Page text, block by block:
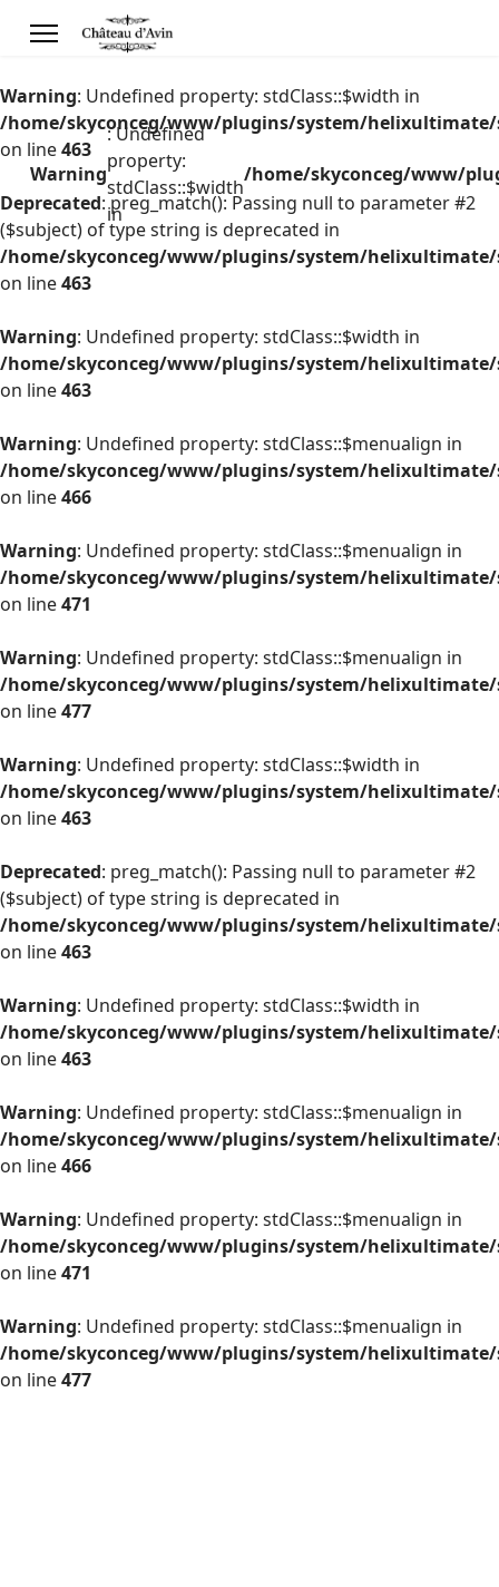
Warning
: Undefined
property:
stdClass::$width
in
/home/skyconceg/www/
Warning: Undefined property: stdClass::$width in
/home/skyconceg/www/plugins/system/
on line463
Deprecated: preg_match(): Passing null to parameter #2
($subject) of type string is deprecated in
/home/skyconceg/www/plugins/system/
on line463
Warning: Undefined property: stdClass::$width in
/home/skyconceg/www/plugins/system/
on line463
Warning: Undefined property: stdClass::$menualign in
/home/skyconceg/www/plugins/system/
on line466
Warning: Undefined property: stdClass::$menualign in
/home/skyconceg/www/plugins/system/
on line471
Warning: Undefined property: stdClass::$menualign in
/home/skyconceg/www/plugins/system/
on line477
Warning: Undefined property: stdClass::$width in
/home/skyconceg/www/plugins/system/
on line463
Deprecated: preg_match(): Passing null to parameter #2
($subject) of type string is deprecated in
/home/skyconceg/www/plugins/system/
on line463
Warning: Undefined property: stdClass::$width in
/home/skyconceg/www/plugins/system/
on line463
Warning: Undefined property: stdClass::$menualign in
/home/skyconceg/www/plugins/system/
on line466
Warning: Undefined property: stdClass::$menualign in
/home/skyconceg/www/plugins/system/
on line471
Warning: Undefined property: stdClass::$menualign in
/home/skyconceg/www/plugins/system/
on line477